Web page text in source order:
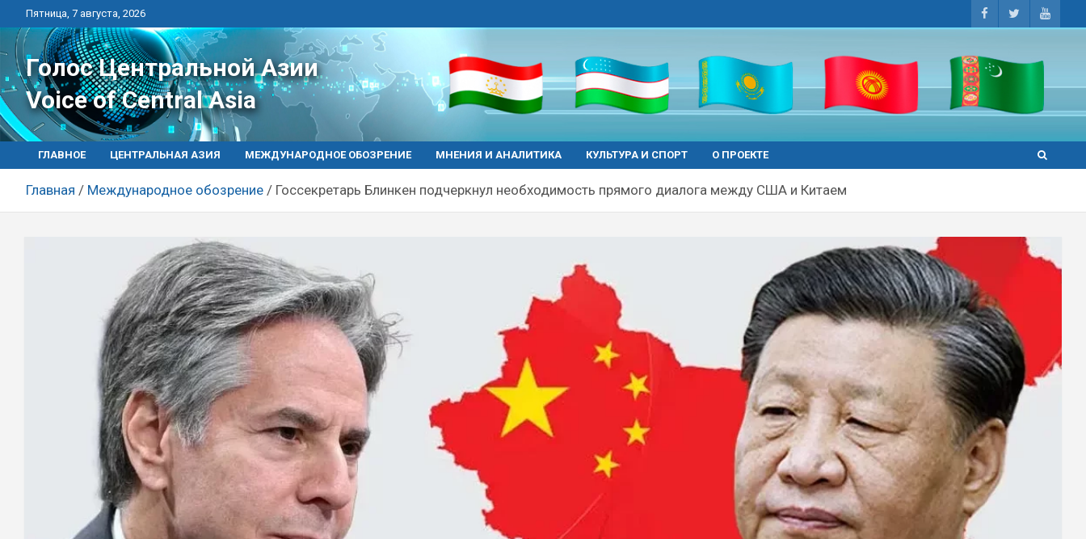
Перейти
к
контенту
Пятница, 7 августа, 2026
Голос Центральной Азии
Voice of Central Asia
ГЛАВНОЕ ЦЕНТРАЛЬНАЯ АЗИЯ МЕЖДУНАРОДНОЕ ОБОЗРЕНИЕ МНЕНИЯ И АНАЛИТИКА КУЛЬТУРА И СПОРТ О ПРОЕКТЕ
Главная Международное обозрение Госсекретарь Блинкен подчеркнул необходимость прямого диалога между США и Китаем